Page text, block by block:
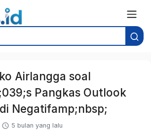
Airlangga soal
Pangkas Outlook
Negatifamp;nbsp;
5 bulan yang lalu